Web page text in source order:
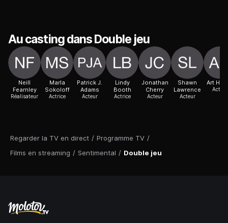
Regarder la TV en direct / Programme TV /
Films en streaming / Sentimental / Double jeu
Au casting dans Double jeu
Neill
Fearnley
Réalisateur
Marla
Sokoloff
Actrice
Patrick J.
Adams
Acteur
Lindy
Booth
Actrice
Jonathan
Cherry
Acteur
Shawn
Lawrence
Acteur
Art
Acteur